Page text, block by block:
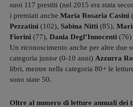
suoi 117 prestiti (nel 2015 era stata
i premiati anche Maria Rosaria Casini
Pezzatini (102), Sabina Nitti (85),
Fiorini (77), Dania Degl’Innocenti (76)
Un riconoscimento anche per altre due
categoria junior (0-10 anni) Azzurra
libri, mentre nella categoria 80+ le
sono state 50.
Oltre al numero di letture annuali dei